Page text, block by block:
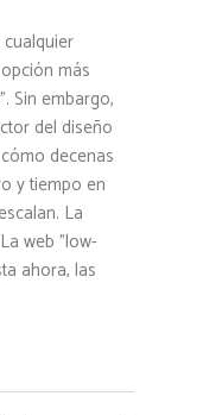
más
Sin embargo,
del diseño
decenas
y tiempo en
La
web "low-
ahora, las